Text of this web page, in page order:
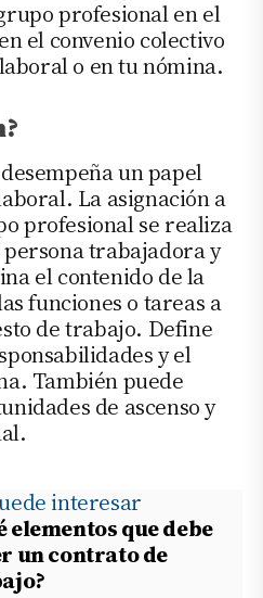
profesional en el
el convenio colectivo
o en tu nómina.
un papel
La asignación a
profesional se realiza
trabajadora y
el contenido de la
funciones o tareas a
de trabajo. Define
y el
También puede
de ascenso y
interesar
elementos que debe
un contrato de